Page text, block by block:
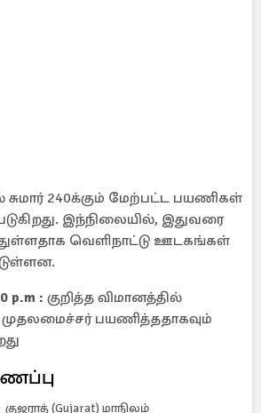
240க்கும் மேற்பட்ட பயணிகள்
இந்நிலையில், இதுவரை
வெளிநாட்டு ஊடகங்கள்
p.m : குறித்த விமானத்தில்
பயணித்ததாகவும்
(Gujarat) மாநிலம்